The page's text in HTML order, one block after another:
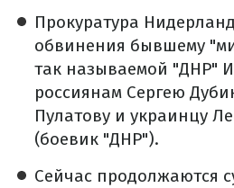
Прокуратура
обвинения бывшему
так называемой "ДНР"
россиянам Сергею
Пулатову и украинцу
(боевик "ДНР").
Сейчас продолжаются